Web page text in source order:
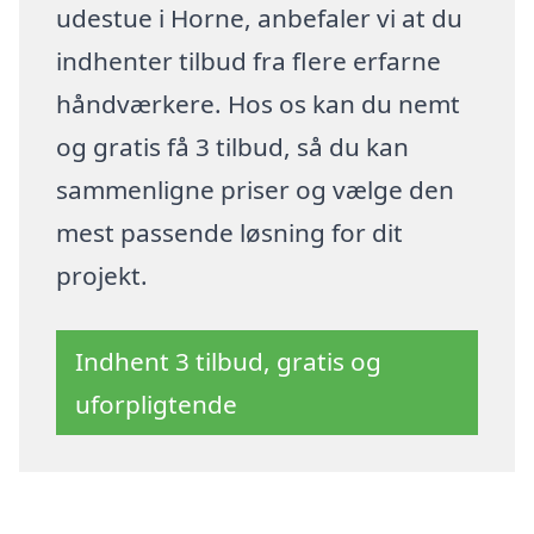
udestue i Horne, anbefaler vi at du
indhenter tilbud fra flere erfarne
håndværkere. Hos os kan du nemt
og gratis få 3 tilbud, så du kan
sammenligne priser og vælge den
mest passende løsning for dit
projekt.
Indhent 3 tilbud, gratis og
uforpligtende